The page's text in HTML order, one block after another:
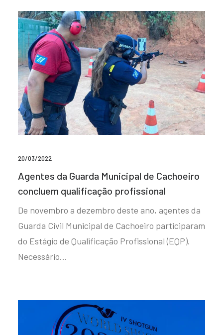
20/03/2022
Agentes da Guarda Municipal de Cachoeiro
concluem qualificação profissional
De novembro a dezembro deste ano, agentes da
Guarda Civil Municipal de Cachoeiro participaram
do Estágio de Qualificação Profissional (EQP).
Necessário…